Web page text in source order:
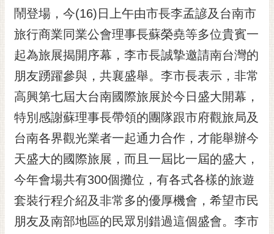
市政資訊
市民互動
黃
偉
哲
螢
光
花
桐
花
祭
鬧登場，今(16)日上午由市長李孟諺及台南市
旅行商業同業公會理事長蘇榮堯等多位貴賓一
起為旅展揭開序幕，李市長誠摯邀請南台灣的
朋友踴躍參與，共襄盛舉。李市長表示，非常
高興第七屆大台南國際旅展於今日盛大開幕，
特別感謝蘇理事長帶領的團隊跟市府觀旅局及
台南各界觀光業者一起通力合作，才能舉辦今
天盛大的國際旅展，而且一屆比一屆的盛大，
今年會場共有300個攤位，有各式各樣的旅遊
套裝行程介紹及非常多的優厚機會，希望市民
朋友及南部地區的民眾別錯過這個盛會。李市